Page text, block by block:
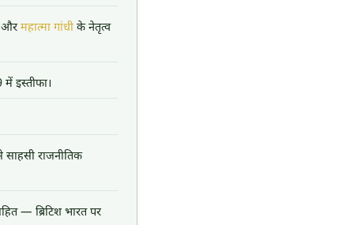
औरमहात्मा गांधी के नेतृत्व
इस्तीफा।
राजनीतिक
— ब्रिटिश भारत पर